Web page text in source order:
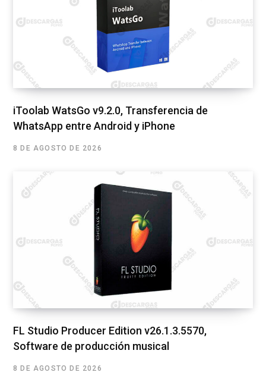
iToolab WatsGo v9.2.0, Transferencia de
WhatsApp entre Android y iPhone
8 DE AGOSTO DE 2026
FL Studio Producer Edition v26.1.3.5570,
Software de producción musical
8 DE AGOSTO DE 2026